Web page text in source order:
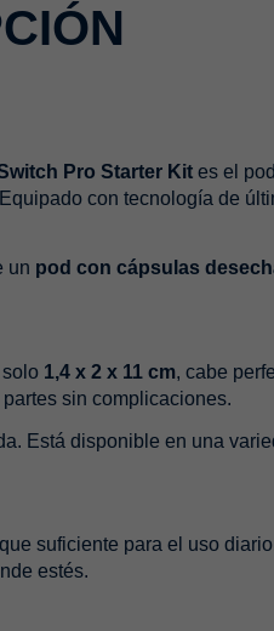
Pro Starter Kit es el
con tecnología de
un pod con cápsulas
1,4 x 2 x 11 cm, cabe
sin complicaciones.
Está disponible en una
suficiente para el uso
estés.